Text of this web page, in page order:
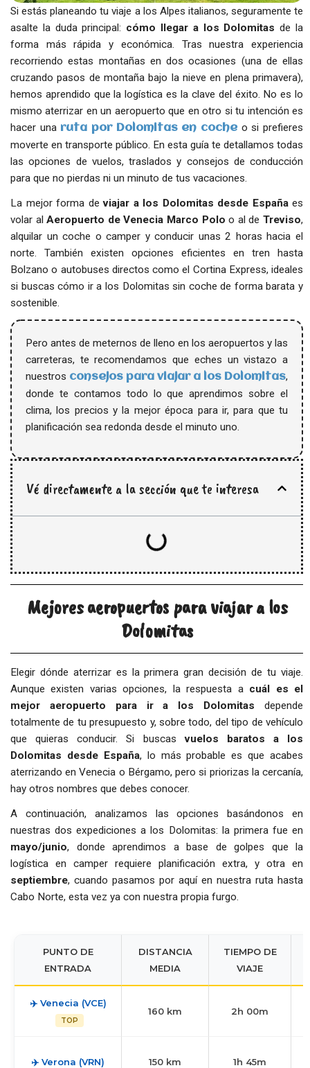
Si estás planeando tu viaje a los Alpes italianos, seguramente te
asalte la duda principal: cómo llegar a los Dolomitas de la
forma más rápida y económica. Tras nuestra experiencia
recorriendo estas montañas en dos ocasiones (una de ellas
cruzando pasos de montaña bajo la nieve en plena primavera),
hemos aprendido que la logística es la clave del éxito. No es lo
mismo aterrizar en un aeropuerto que en otro si tu intención es
hacer una ruta por Dolomitas en coche o si prefieres
moverte en transporte público. En esta guía te detallamos todas
las opciones de vuelos, traslados y consejos de conducción
para que no pierdas ni un minuto de tus vacaciones.
La mejor forma deviajar a los Dolomitas desde Españaes
volar alAeropuerto de Venecia Marco Polo o al deTreviso,
alquilar un coche o camper y conducir unas 2 horas hacia el
norte. También existen opciones eficientes en tren hasta
Bolzano o autobuses directos como el Cortina Express, ideales
si buscas cómo ir a los Dolomitas sin coche de forma barata y
sostenible.
Pero antes de meternos de lleno en los aeropuertos y las
carreteras, te recomendamos que eches un vistazo a
nuestros consejos para viajar a los Dolomitas,
donde te contamos todo lo que aprendimos sobre el
clima, los precios y la mejor época para ir, para que tu
planificación sea redonda desde el minuto uno.
Vé directamente a la sección que te interesa
Mejores aeropuertos para viajar a los
Dolomitas
Elegir dónde aterrizar es la primera gran decisión de tu viaje.
Aunque existen varias opciones, la respuesta a cuál es el
mejor aeropuerto para ir a los Dolomitas depende
totalmente de tu presupuesto y, sobre todo, del tipo de vehículo
que quieras conducir. Si buscasvuelos baratos a los
Dolomitas desde España, lo más probable es que acabes
aterrizando en Venecia o Bérgamo, pero si priorizas la cercanía,
hay otros nombres que debes conocer.
A continuación, analizamos las opciones basándonos en
nuestras dos expediciones a los Dolomitas: la primera fue en
mayo/junio, donde aprendimos a base de golpes que la
logística en camper requiere planificación extra, y otra en
septiembre, cuando pasamos por aquí en nuestra ruta hasta
Cabo Norte, esta vez ya con nuestra propia furgo.
PUNTO DE
ENTRADA
DISTANCIA
MEDIA
TIEMPO DE
VIAJE
✈️ Venecia (VCE)
TOP
160 km 2h 00m
✈️ Verona (VRN) 150 km 1h 45m